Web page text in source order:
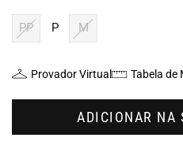
PP P M
Provador Virtual Tabela de
ADICIONAR NA